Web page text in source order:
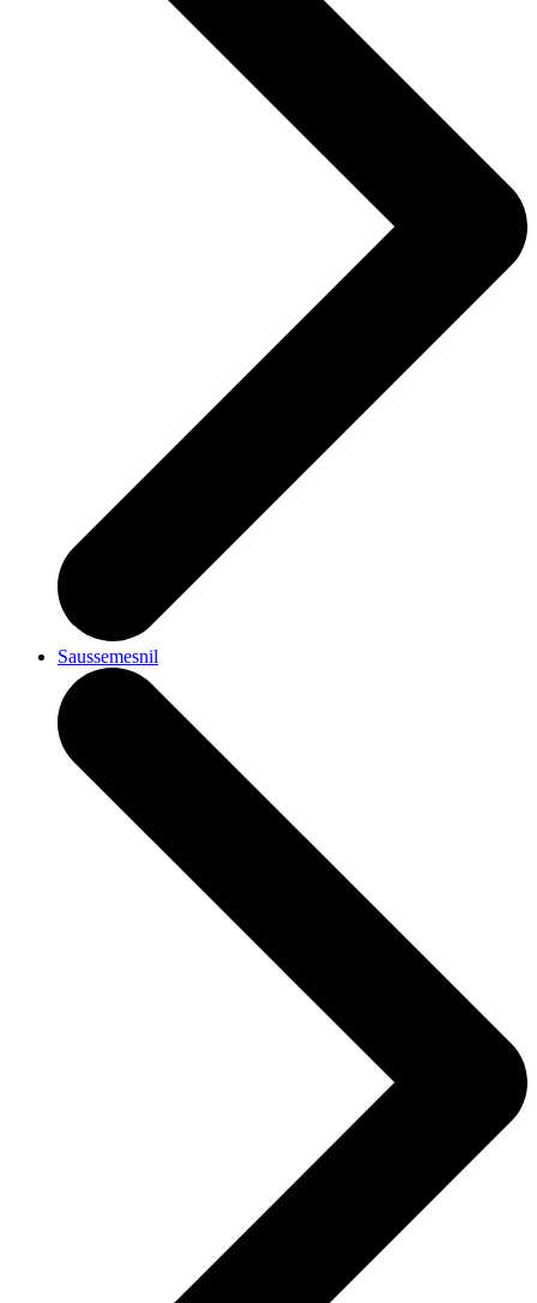
Saussemesnil